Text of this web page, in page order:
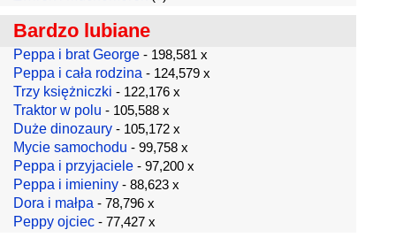
Bardzo lubiane
Peppa i brat George - 198,581 x
Peppa i cała rodzina - 124,579 x
Trzy księżniczki - 122,176 x
Traktor w polu - 105,588 x
Duże dinozaury - 105,172 x
Mycie samochodu - 99,758 x
Peppa i przyjaciele - 97,200 x
Peppa i imieniny - 88,623 x
Dora i małpa - 78,796 x
Peppy ojciec - 77,427 x